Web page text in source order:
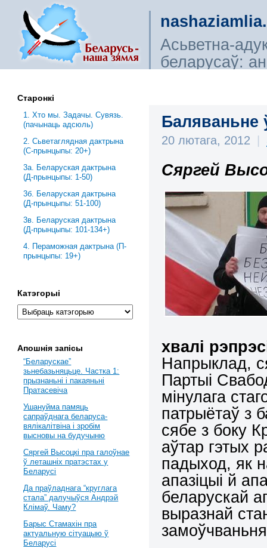
Асьветна-
беларусаў:
Баляваньне
20 лютага, 2012 |
Сяргей
хвалі
Напрыклад,
Партыі
мінулага
патрыётаў з
сябе з боку
аўтар гэтых
падыход, як
апазіцыі й
беларускай
выразнай
Старонкі
1. Хто мы. Задачы. Сувязь.
(пачынаць адсюль)
2. Сьветаглядная дактрына
(С-прынцыпы: 20+)
3a. Беларуская дактрына
(Д-прынцыпы: 1-50)
3б. Беларуская дактрына
(Д-прынцыпы: 51-100)
3в. Беларуская дактрына
(Д-прынцыпы: 101-134+)
4. Пераможная дактрына (П-
прынцыпы: 19+)
Катэгорыі
Апошнія запісы
“Беларускае”
зьнебазьняцьце. Частка 1:
прызнаньні і пакаяньні
Пратасевіча
Ушануйма памяць
сапраўднага беларуса-
вялікалітвіна і зробім
высновы на будучыню
Сяргей Высоцкі пра галоўнае
ў леташніх пратэстах у
Беларусі
Да праўладнага “круглага
стала” далучыўся Андрэй
Клімаў. Чаму?
Барыс Стамахін пра
актуальную сітуацыю ў
Беларусі